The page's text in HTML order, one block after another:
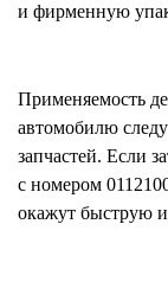
и фирменную
Применяемость
автомобилю
запчастей. Если
с номером
окажут быструю